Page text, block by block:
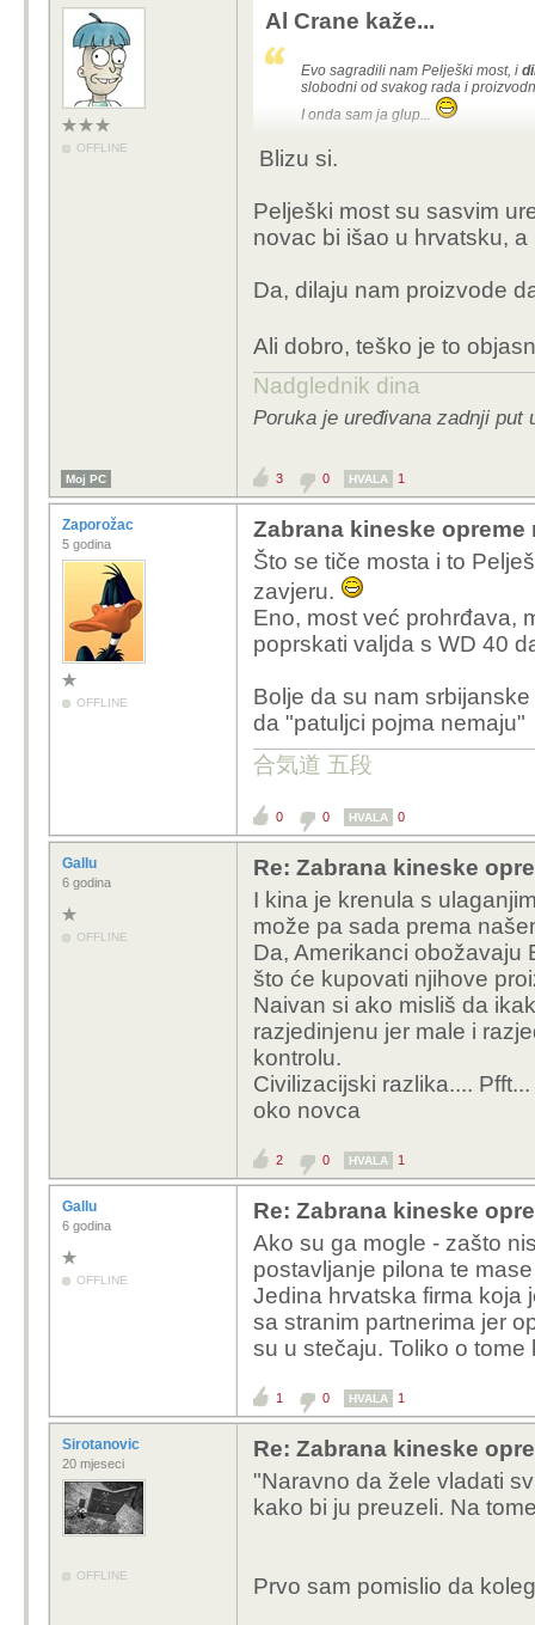
OFFLINE
Al Crane kaže...
Evo sagradili nam Pelješki most, i
slobodni od svakog rada i
I onda sam ja glup...
Blizu si.
Pelješki most su sasvim
novac bi išao u hrvatsku,
Da, dilaju nam proizvode
Ali dobro, teško je to
Nadglednik dina
Poruka je uređivana zadnji put
Moj PC 3 0 HVALA 1
Zaporožac
5 godina
OFFLINE
Zabrana kineske
Što se tiče mosta i to
zavjeru.
Eno, most već prohrđava,
poprskati valjda s WD 40
Bolje da su nam
da "patuljci pojma nemaju"
合気道 五段
0 0 HVALA 0
Gallu
6 godina
OFFLINE
Re: Zabrana kineske
I kina je krenula s
može pa sada prema
Da, Amerikanci obožavaju
što će kupovati njihove
Naivan si ako misliš da
razjedinjenu jer male i
kontrolu.
Civilizacijski razlika....
oko novca
2 0 HVALA 1
Gallu
6 godina
OFFLINE
Re: Zabrana kineske
Ako su ga mogle - zašto
postavljanje pilona te
Jedina hrvatska firma koja
sa stranim partnerima jer
su u stečaju. Toliko o
1 0 HVALA 1
Sirotanovic
20 mjeseci
OFFLINE
Re: Zabrana kineske
"Naravno da žele vladati
kako bi ju preuzeli. Na
Prvo sam pomislio da